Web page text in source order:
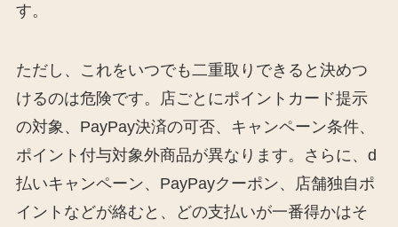
す。
ただし、これをいつでも二重取りできると決めつ
けるのは危険です。店ごとにポイントカード提示
の対象、PayPay決済の可否、キャンペーン条件、
ポイント付与対象外商品が異なります。さらに、d
払いキャンペーン、PayPayクーポン、店舗独自ポ
イントなどが絡むと、どの支払いが一番得かはそ